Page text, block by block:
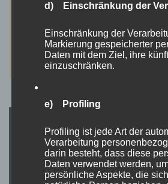
d) Einschränkung der
Einschränkung der
Markierung gespeicherter
Daten mit dem Ziel, ihre
einzuschränken.
e) Profiling
Profiling ist jede Art der
Verarbeitung
darin besteht, dass diese
Daten verwendet werden,
persönliche Aspekte, die